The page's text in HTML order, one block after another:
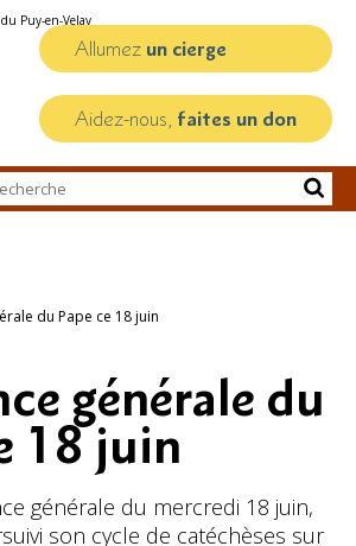
Allumez un cierge
Aidez-nous, faites un don
par
du Pape ce 18 juin
générale du
18 juin
générale du mercredi 18 juin,
son cycle de catéchèses sur